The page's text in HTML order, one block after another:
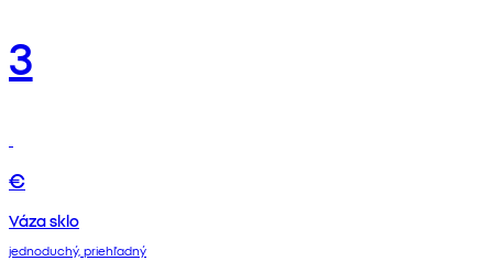
3
€
Váza sklo
jednoduchý, priehľadný